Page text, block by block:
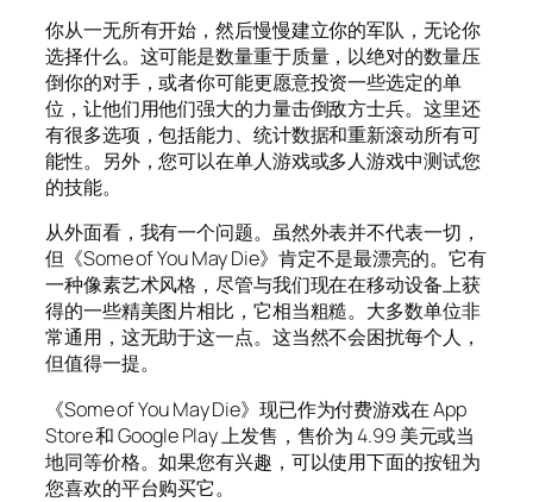
你从一无所有开始，然后慢慢建立你的军队，无论你
选择什么。这可能是数量重于质量，以绝对的数量压
倒你的对手，或者你可能更愿意投资一些选定的单
位，让他们用他们强大的力量击倒敌方士兵。这里还
有很多选项，包括能力、统计数据和重新滚动所有可
能性。另外，您可以在单人游戏或多人游戏中测试您
的技能。
从外面看，我有一个问题。虽然外表并不代表一切，
但《Some of You May Die》肯定不是最漂亮的。它有
一种像素艺术风格，尽管与我们现在在移动设备上获
得的一些精美图片相比，它相当粗糙。大多数单位非
常通用，这无助于这一点。这当然不会困扰每个人，
但值得一提。
《Some of You May Die》现已作为付费游戏在 App
Store 和 Google Play 上发售，售价为 4.99 美元或当
地同等价格。如果您有兴趣，可以使用下面的按钮为
您喜欢的平台购买它。